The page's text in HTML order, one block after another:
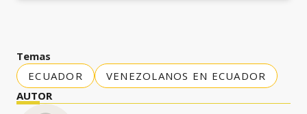
Temas
ECUADOR
VENEZOLANOS EN ECUADOR
AUTOR